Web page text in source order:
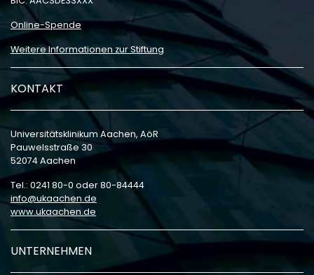
Online-Spende
Weitere Informationen zur Stiftung
KONTAKT
Universitätsklinikum Aachen, AöR
Pauwelsstraße 30
52074 Aachen
Tel.: 0241 80-0 oder 80-84444
info
ukaachen de
www.ukaachen.de
UNTERNEHMEN